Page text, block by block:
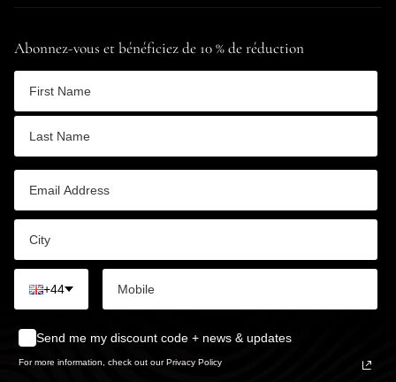
Abonnez-vous et bénéficiez de 10 % de réduction
+44
Send me my discount code + news & updates
For more information, check out our Privacy Policy